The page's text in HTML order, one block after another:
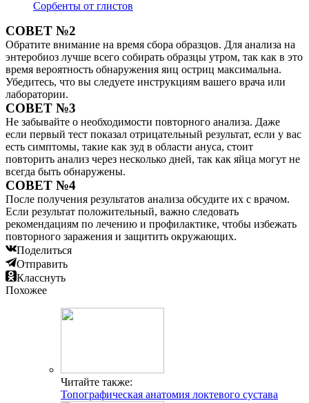
Сорбенты от глистов
СОВЕТ №2
Обратите внимание на время сбора образцов. Для анализа на
энтеробиоз лучше всего собирать образцы утром, так как в это
время вероятность обнаружения яиц остриц максимальна.
Убедитесь, что вы следуете инструкциям вашего врача или
лаборатории.
СОВЕТ №3
Не забывайте о необходимости повторного анализа. Даже
если первый тест показал отрицательный результат, если у вас
есть симптомы, такие как зуд в области ануса, стоит
повторить анализ через несколько дней, так как яйца могут не
всегда быть обнаружены.
СОВЕТ №4
После получения результатов анализа обсудите их с врачом.
Если результат положительный, важно следовать
рекомендациям по лечению и профилактике, чтобы избежать
повторного заражения и защитить окружающих.
Поделиться
Отправить
Класснуть
Похожее
Читайте также:
Топографическая анатомия локтевого сустава